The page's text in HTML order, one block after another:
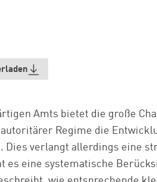
Amts bietet die große
Regime die
Dies verlangt allerdings eine
es eine systematische